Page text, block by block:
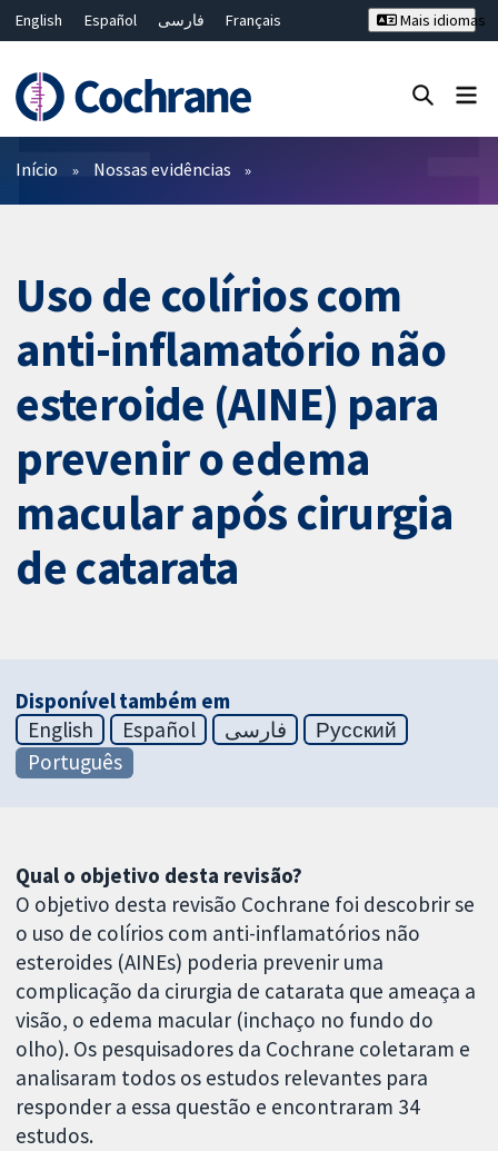
English Español فارسی
Français
Bahasa Malaysia
ไทย 繁體中文
Mais idiomas
Filtros
Início Nossas evidências
Uso de colírios com
anti-inflamatório não
esteroide (AINE) para
prevenir o edema
macular após cirurgia
de catarata
Disponível também em
English
Español فارسی
Русский
Português
Qual o objetivo desta revisão?
O objetivo desta revisão Cochrane foi descobrir se
o uso de colírios com anti-inflamatórios não
esteroides (AINEs) poderia prevenir uma
complicação da cirurgia de catarata que ameaça a
visão, o edema macular (inchaço no fundo do
olho). Os pesquisadores da Cochrane coletaram e
analisaram todos os estudos relevantes para
responder a essa questão e encontraram 34
estudos.